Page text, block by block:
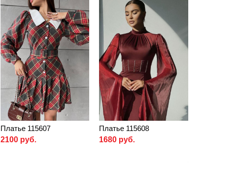
Платье 115607
2100 руб.
Платье 115608
1680 руб.